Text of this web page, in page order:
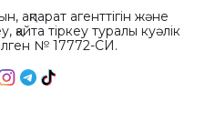
ақпарат агенттігін және
тіркеу туралы куәлік
№ 17772-СИ.